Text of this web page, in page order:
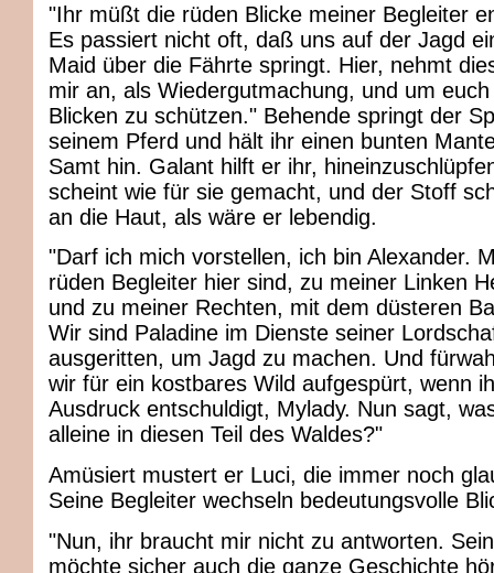
"Ihr müßt die rüden Blicke meiner Begleiter
Es passiert nicht oft, daß uns auf der Jagd
Maid über die Fährte springt. Hier, nehmt
mir an, als Wiedergutmachung, und um
Blicken zu schützen." Behende springt der
seinem Pferd und hält ihr einen bunten
Samt hin. Galant hilft er ihr,
scheint wie für sie gemacht, und der Stoff
an die Haut, als wäre er lebendig.
"Darf ich mich vorstellen, ich bin Alexander.
rüden Begleiter hier sind, zu meiner Linken
und zu meiner Rechten, mit dem düsteren
Wir sind Paladine im Dienste seiner
ausgeritten, um Jagd zu machen. Und
wir für ein kostbares Wild aufgespürt, wenn
Ausdruck entschuldigt, Mylady. Nun sagt,
alleine in diesen Teil des Waldes?"
Amüsiert mustert er Luci, die immer noch
Seine Begleiter wechseln bedeutungsvolle
"Nun, ihr braucht mir nicht zu antworten.
möchte sicher auch die ganze Geschichte